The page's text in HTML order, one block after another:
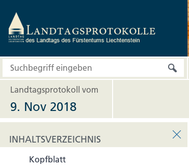
Landtagsprotokoll vom
9. Nov 2018
INHALTSVERZEICHNIS
Kopfblatt